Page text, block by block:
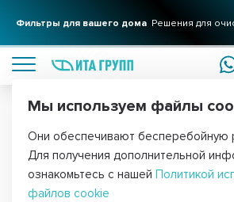
Фильтры для вашего дома Решения для
Главная ТЭНы
ТЭНы 1500 Вт
Мы используем файлы
Они обеспечивают бесперебойную
Для получения дополнительной
ознакомьтесь с нашей Политикой
файлов cookie